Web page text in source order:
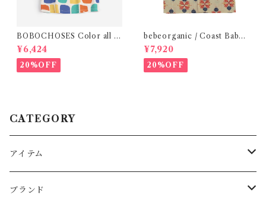
BOBOCHOSES Color all o
ver T-shirt / 2-6y
¥6,424
20%OFF
bebeorganic / Coast Baby
Shirt Under The Sea ( 24m)
¥7,920
20%OFF
CATEGORY
アイテム
Baby
ブランド